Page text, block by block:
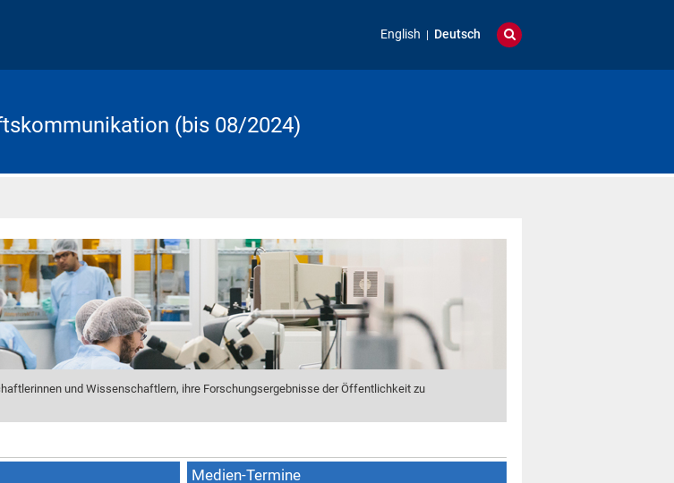
English Deutsch
(bis 08/2024)
und Wissenschaftlern, ihre Forschungsergebnisse der Öffentlichkeit zu
Medien-Termine